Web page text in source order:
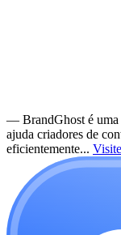
— BrandGhost é
ajuda criadores de
eficientemente...